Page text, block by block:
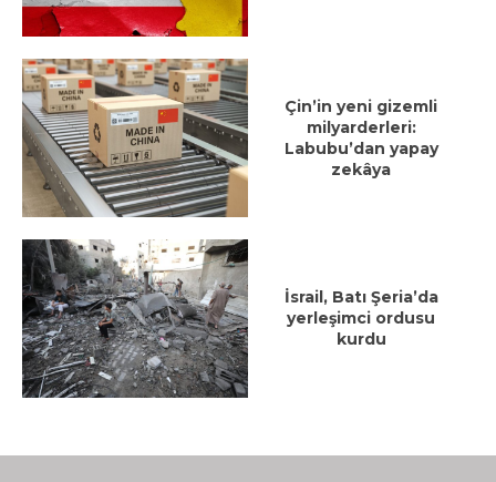
Çin’in yeni gizemli
milyarderleri:
Labubu’dan yapay
zekâya
İsrail, Batı Şeria’da
yerleşimci ordusu
kurdu